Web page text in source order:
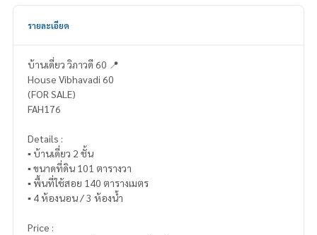
รายละเอียด
บ้านเดี่ยว วิภาวดี 60 📍
House Vibhavadi 60
(FOR SALE)
FAH176
Details :
▪️ บ้านเดี่ยว 2 ชั้น
▪️ ขนาดที่ดิน 101 ตารางวา
▪️ พื้นที่ใช้สอย 140 ตารางเมตร
▪️ 4 ห้องนอน / 3 ห้องน้ำ
Price :